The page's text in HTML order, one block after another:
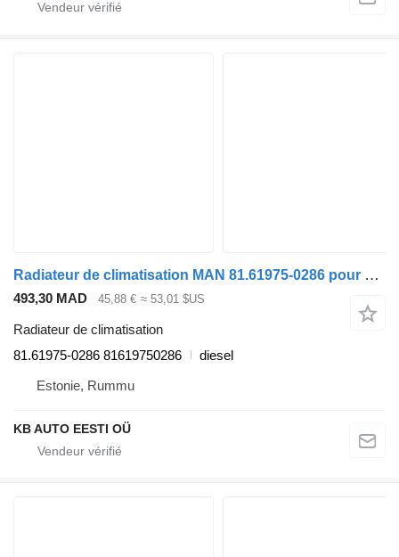
Radiateur de climatisation MAN 81.61975-0286 pour camion MAN TGA
493,30 MAD 45,88 € ≈ 53,01 $US
Radiateur de climatisation
81.61975-0286 81619750286
diesel
Estonie, Rummu
KB AUTO EESTI OÜ